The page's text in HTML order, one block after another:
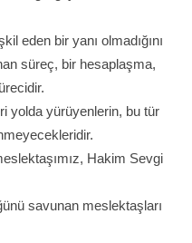
eden bir yanı olmadığını
süreç, bir hesaplaşma,
yolda yürüyenlerin, bu tür
Hakim Sevgi
savunan meslektaşları